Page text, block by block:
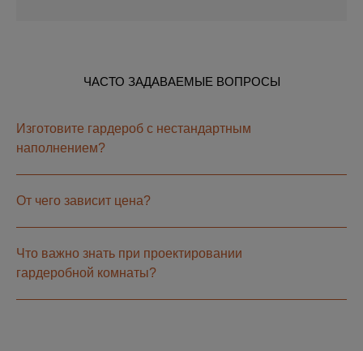
ЧАСТО ЗАДАВАЕМЫЕ ВОПРОСЫ
Изготовите гардероб с нестандартным
наполнением?
От чего зависит цена?
Что важно знать при проектировании
гардеробной комнаты?